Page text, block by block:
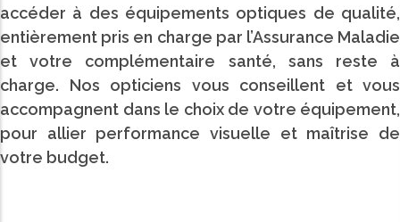
accéder à des équipements optiques de qualité,
entièrement pris en charge par l’Assurance Maladie
et votre complémentaire santé, sans reste à
charge. Nos opticiens vous conseillent et vous
accompagnent dans le choix de votre équipement,
pour allier performance visuelle et maîtrise de
votre budget.